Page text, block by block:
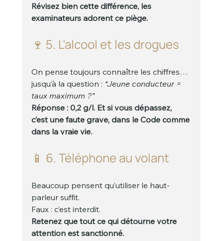
Révisez bien cette différence, les
examinateurs adorent ce piège.
🍷 5. L’alcool et les drogues
On pense toujours connaître les chiffres…
jusqu’à la question : “Jeune conducteur =
taux maximum ?”
Réponse : 0,2 g/l. Et si vous dépassez,
c’est une faute grave, dans le Code comme
dans la vraie vie.
📱 6. Téléphone au volant
Beaucoup pensent qu’utiliser le haut-
parleur suffit.
Faux : c’est interdit.
Retenez que tout ce qui détourne votre
attention est sanctionné.